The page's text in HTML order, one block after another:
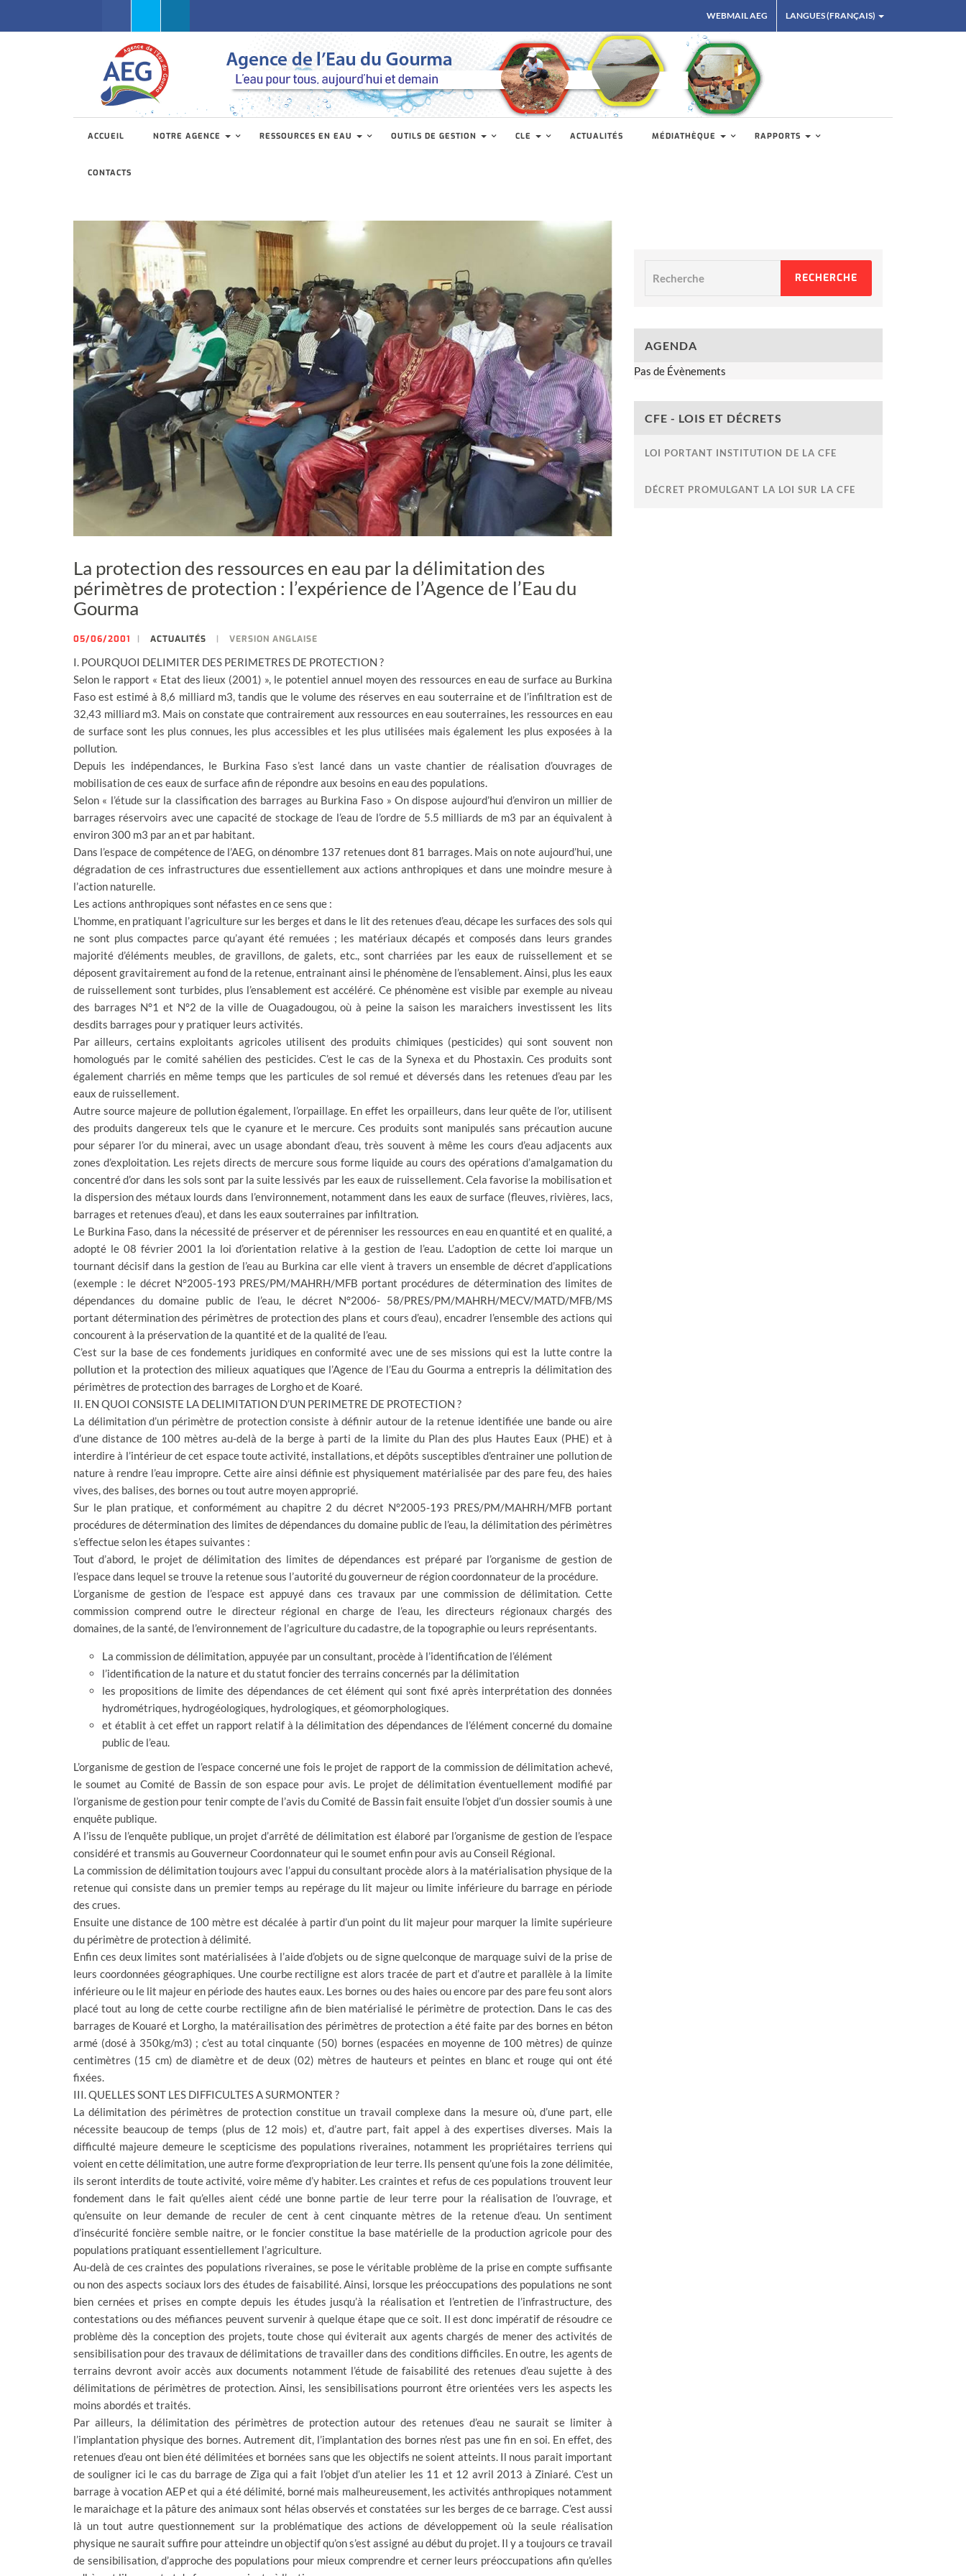
FacebookTwitter
WEBMAIL AEG LANGUES (FRANÇAIS)
ACCUEIL NOTRE AGENCE RESSOURCES EN EAU OUTILS DE GESTION CLE ACTUALITÉS MÉDIATHÈQUE RAPPORTS
CONTACTS
La protection des ressources en eau par la délimitation des
périmètres de protection : l’expérience de l’Agence de l’Eau du
Gourma
05/06/2001 ACTUALITÉS VERSION ANGLAISE
I. POURQUOI DELIMITER DES PERIMETRES DE PROTECTION ?
Selon le rapport « Etat des lieux (2001) », le potentiel annuel moyen des ressources en eau de surface au Burkina
Faso est estimé à 8,6 milliard m3, tandis que le volume des réserves en eau souterraine et de l’infiltration est de
32,43 milliard m3. Mais on constate que contrairement aux ressources en eau souterraines, les ressources en eau
de surface sont les plus connues, les plus accessibles et les plus utilisées mais également les plus exposées à la
pollution.
Depuis les indépendances, le Burkina Faso s’est lancé dans un vaste chantier de réalisation d’ouvrages de
mobilisation de ces eaux de surface afin de répondre aux besoins en eau des populations.
Selon « l’étude sur la classification des barrages au Burkina Faso » On dispose aujourd’hui d’environ un millier de
barrages réservoirs avec une capacité de stockage de l’eau de l’ordre de 5.5 milliards de m3 par an équivalent à
environ 300 m3 par an et par habitant.
Dans l’espace de compétence de l’AEG, on dénombre 137 retenues dont 81 barrages. Mais on note aujourd’hui, une
dégradation de ces infrastructures due essentiellement aux actions anthropiques et dans une moindre mesure à
l’action naturelle.
Les actions anthropiques sont néfastes en ce sens que :
L’homme, en pratiquant l’agriculture sur les berges et dans le lit des retenues d’eau, décape les surfaces des sols qui
ne sont plus compactes parce qu’ayant été remuées ; les matériaux décapés et composés dans leurs grandes
majorité d’éléments meubles, de gravillons, de galets, etc., sont charriées par les eaux de ruissellement et se
déposent gravitairement au fond de la retenue, entrainant ainsi le phénomène de l’ensablement. Ainsi, plus les eaux
de ruissellement sont turbides, plus l’ensablement est accéléré. Ce phénomène est visible par exemple au niveau
des barrages N°1 et N°2 de la ville de Ouagadougou, où à peine la saison les maraichers investissent les lits
desdits barrages pour y pratiquer leurs activités.
Par ailleurs, certains exploitants agricoles utilisent des produits chimiques (pesticides) qui sont souvent non
homologués par le comité sahélien des pesticides. C’est le cas de la Synexa et du Phostaxin. Ces produits sont
également charriés en même temps que les particules de sol remué et déversés dans les retenues d’eau par les
eaux de ruissellement.
Autre source majeure de pollution également, l’orpaillage. En effet les orpailleurs, dans leur quête de l’or, utilisent
des produits dangereux tels que le cyanure et le mercure. Ces produits sont manipulés sans précaution aucune
pour séparer l’or du minerai, avec un usage abondant d’eau, très souvent à même les cours d’eau adjacents aux
zones d’exploitation. Les rejets directs de mercure sous forme liquide au cours des opérations d’amalgamation du
concentré d’or dans les sols sont par la suite lessivés par les eaux de ruissellement. Cela favorise la mobilisation et
la dispersion des métaux lourds dans l’environnement, notamment dans les eaux de surface (fleuves, rivières, lacs,
barrages et retenues d’eau), et dans les eaux souterraines par infiltration.
Le Burkina Faso, dans la nécessité de préserver et de pérenniser les ressources en eau en quantité et en qualité, a
adopté le 08 février 2001 la loi d’orientation relative à la gestion de l’eau. L’adoption de cette loi marque un
tournant décisif dans la gestion de l’eau au Burkina car elle vient à travers un ensemble de décret d’applications
(exemple : le décret N°2005-193 PRES/PM/MAHRH/MFB portant procédures de détermination des limites de
dépendances du domaine public de l’eau, le décret N°2006- 58/PRES/PM/MAHRH/MECV/MATD/MFB/MS
portant détermination des périmètres de protection des plans et cours d’eau), encadrer l’ensemble des actions qui
concourent à la préservation de la quantité et de la qualité de l’eau.
C’est sur la base de ces fondements juridiques en conformité avec une de ses missions qui est la lutte contre la
pollution et la protection des milieux aquatiques que l’Agence de l’Eau du Gourma a entrepris la délimitation des
périmètres de protection des barrages de Lorgho et de Koaré.
II. EN QUOI CONSISTE LA DELIMITATION D’UN PERIMETRE DE PROTECTION ?
La délimitation d’un périmètre de protection consiste à définir autour de la retenue identifiée une bande ou aire
d’une distance de 100 mètres au-delà de la berge à parti de la limite du Plan des plus Hautes Eaux (PHE) et à
interdire à l’intérieur de cet espace toute activité, installations, et dépôts susceptibles d’entrainer une pollution de
nature à rendre l’eau impropre. Cette aire ainsi définie est physiquement matérialisée par des pare feu, des haies
vives, des balises, des bornes ou tout autre moyen approprié.
Sur le plan pratique, et conformément au chapitre 2 du décret N°2005-193 PRES/PM/MAHRH/MFB portant
procédures de détermination des limites de dépendances du domaine public de l’eau, la délimitation des périmètres
s’effectue selon les étapes suivantes :
Tout d’abord, le projet de délimitation des limites de dépendances est préparé par l’organisme de gestion de
l’espace dans lequel se trouve la retenue sous l’autorité du gouverneur de région coordonnateur de la procédure.
L’organisme de gestion de l’espace est appuyé dans ces travaux par une commission de délimitation. Cette
commission comprend outre le directeur régional en charge de l’eau, les directeurs régionaux chargés des
domaines, de la santé, de l’environnement de l’agriculture du cadastre, de la topographie ou leurs représentants.
La commission de délimitation, appuyée par un consultant, procède à l’identification de l’élément
l’identification de la nature et du statut foncier des terrains concernés par la délimitation
les propositions de limite des dépendances de cet élément qui sont fixé après interprétation des données
hydrométriques, hydrogéologiques, hydrologiques, et géomorphologiques.
et établit à cet effet un rapport relatif à la délimitation des dépendances de l’élément concerné du domaine
public de l’eau.
L’organisme de gestion de l’espace concerné une fois le projet de rapport de la commission de délimitation achevé,
le soumet au Comité de Bassin de son espace pour avis. Le projet de délimitation éventuellement modifié par
l’organisme de gestion pour tenir compte de l’avis du Comité de Bassin fait ensuite l’objet d’un dossier soumis à une
enquête publique.
A l’issu de l’enquête publique, un projet d’arrêté de délimitation est élaboré par l’organisme de gestion de l’espace
considéré et transmis au Gouverneur Coordonnateur qui le soumet enfin pour avis au Conseil Régional.
La commission de délimitation toujours avec l’appui du consultant procède alors à la matérialisation physique de la
retenue qui consiste dans un premier temps au repérage du lit majeur ou limite inférieure du barrage en période
des crues.
Ensuite une distance de 100 mètre est décalée à partir d’un point du lit majeur pour marquer la limite supérieure
du périmètre de protection à délimité.
Enfin ces deux limites sont matérialisées à l’aide d’objets ou de signe quelconque de marquage suivi de la prise de
leurs coordonnées géographiques. Une courbe rectiligne est alors tracée de part et d’autre et parallèle à la limite
inférieure ou le lit majeur en période des hautes eaux. Les bornes ou des haies ou encore par des pare feu sont alors
placé tout au long de cette courbe rectiligne afin de bien matérialisé le périmètre de protection. Dans le cas des
barrages de Kouaré et Lorgho, la matérailisation des périmètres de protection a été faite par des bornes en béton
armé (dosé à 350kg/m3) ; c’est au total cinquante (50) bornes (espacées en moyenne de 100 mètres) de quinze
centimètres (15 cm) de diamètre et de deux (02) mètres de hauteurs et peintes en blanc et rouge qui ont été
fixées.
III. QUELLES SONT LES DIFFICULTES A SURMONTER ?
La délimitation des périmètres de protection constitue un travail complexe dans la mesure où, d’une part, elle
nécessite beaucoup de temps (plus de 12 mois) et, d’autre part, fait appel à des expertises diverses. Mais la
difficulté majeure demeure le scepticisme des populations riveraines, notamment les propriétaires terriens qui
voient en cette délimitation, une autre forme d’expropriation de leur terre. Ils pensent qu’une fois la zone délimitée,
ils seront interdits de toute activité, voire même d’y habiter. Les craintes et refus de ces populations trouvent leur
fondement dans le fait qu’elles aient cédé une bonne partie de leur terre pour la réalisation de l’ouvrage, et
qu’ensuite on leur demande de reculer de cent à cent cinquante mètres de la retenue d’eau. Un sentiment
d’insécurité foncière semble naitre, or le foncier constitue la base matérielle de la production agricole pour des
populations pratiquant essentiellement l’agriculture.
Au-delà de ces craintes des populations riveraines, se pose le véritable problème de la prise en compte suffisante
ou non des aspects sociaux lors des études de faisabilité. Ainsi, lorsque les préoccupations des populations ne sont
bien cernées et prises en compte depuis les études jusqu’à la réalisation et l’entretien de l’infrastructure, des
contestations ou des méfiances peuvent survenir à quelque étape que ce soit. Il est donc impératif de résoudre ce
problème dès la conception des projets, toute chose qui éviterait aux agents chargés de mener des activités de
sensibilisation pour des travaux de délimitations de travailler dans des conditions difficiles. En outre, les agents de
terrains devront avoir accès aux documents notamment l’étude de faisabilité des retenues d’eau sujette à des
délimitations de périmètres de protection. Ainsi, les sensibilisations pourront être orientées vers les aspects les
moins abordés et traités.
Par ailleurs, la délimitation des périmètres de protection autour des retenues d’eau ne saurait se limiter à
l’implantation physique des bornes. Autrement dit, l’implantation des bornes n’est pas une fin en soi. En effet, des
retenues d’eau ont bien été délimitées et bornées sans que les objectifs ne soient atteints. Il nous parait important
de souligner ici le cas du barrage de Ziga qui a fait l’objet d’un atelier les 11 et 12 avril 2013 à Ziniaré. C’est un
barrage à vocation AEP et qui a été délimité, borné mais malheureusement, les activités anthropiques notamment
le maraichage et la pâture des animaux sont hélas observés et constatées sur les berges de ce barrage. C’est aussi
là un tout autre questionnement sur la problématique des actions de développement où la seule réalisation
physique ne saurait suffire pour atteindre un objectif qu’on s’est assigné au début du projet. Il y a toujours ce travail
de sensibilisation, d’approche des populations pour mieux comprendre et cerner leurs préoccupations afin qu’elles
RECHERCHE
AGENDA
Pas de Évènements
CFE - LOIS ET DÉCRETS
LOI PORTANT INSTITUTION DE LA CFE
DÉCRET PROMULGANT LA LOI SUR LA CFE